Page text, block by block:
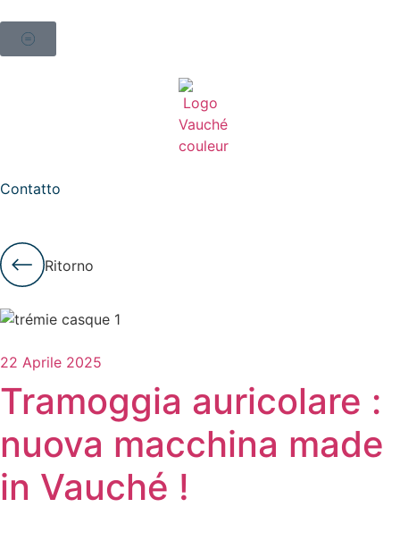
Contatto
Ritorno
22 Aprile 2025
Tramoggia auricolare :
nuova macchina made
in Vauché !